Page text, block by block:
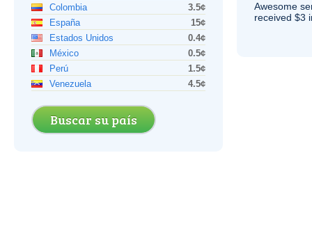
Colombia
3.5¢
España
15¢
Estados Unidos
0.4¢
México
0.5¢
Perú
1.5¢
Venezuela
4.5¢
Buscar su país
Awesome
received $3